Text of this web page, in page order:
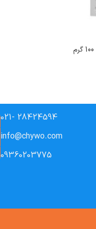
28424594 -021
info@chywo.com
09360203775